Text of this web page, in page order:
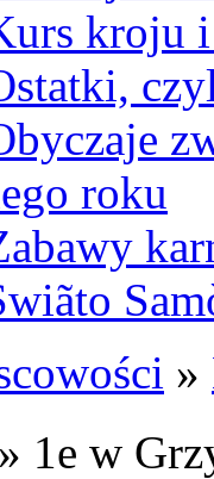
kroju i
roku
»
» 1e w